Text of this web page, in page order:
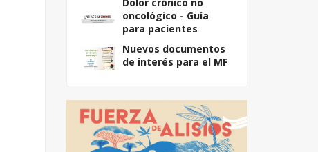
oncológico - Guía
para pacientes
Nuevos documentos
de interés para el MF